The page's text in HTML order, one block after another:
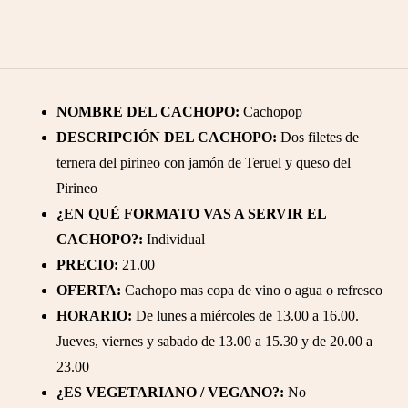
NOMBRE DEL CACHOPO: Cachopop
DESCRIPCIÓN DEL CACHOPO: Dos filetes de
ternera del pirineo con jamón de Teruel y queso del
Pirineo
¿EN QUÉ FORMATO VAS A SERVIR EL
CACHOPO?: Individual
PRECIO: 21.00
OFERTA: Cachopo mas copa de vino o agua o refresco
HORARIO: De lunes a miércoles de 13.00 a 16.00.
Jueves, viernes y sabado de 13.00 a 15.30 y de 20.00 a
23.00
¿ES VEGETARIANO / VEGANO?: No